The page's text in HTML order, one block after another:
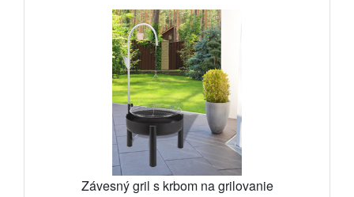
Závesný gril s krbom na grilovanie